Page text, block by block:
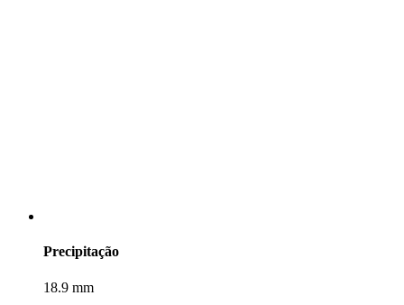
Precipitação
18.9 mm